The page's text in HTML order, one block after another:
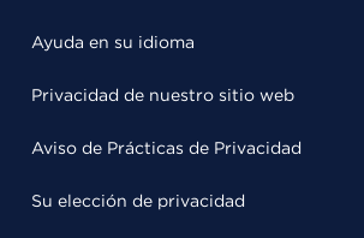
Ayuda en su idioma
Privacidad de nuestro sitio web
Aviso de Prácticas de Privacidad
Su elección de privacidad